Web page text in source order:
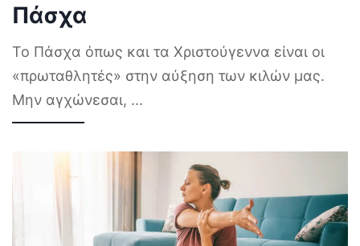
Πάσχα
Το Πάσχα όπως και τα Χριστούγεννα είναι οι
«πρωταθλητές» στην αύξηση των κιλών μας.
Μην αγχώνεσαι, ...